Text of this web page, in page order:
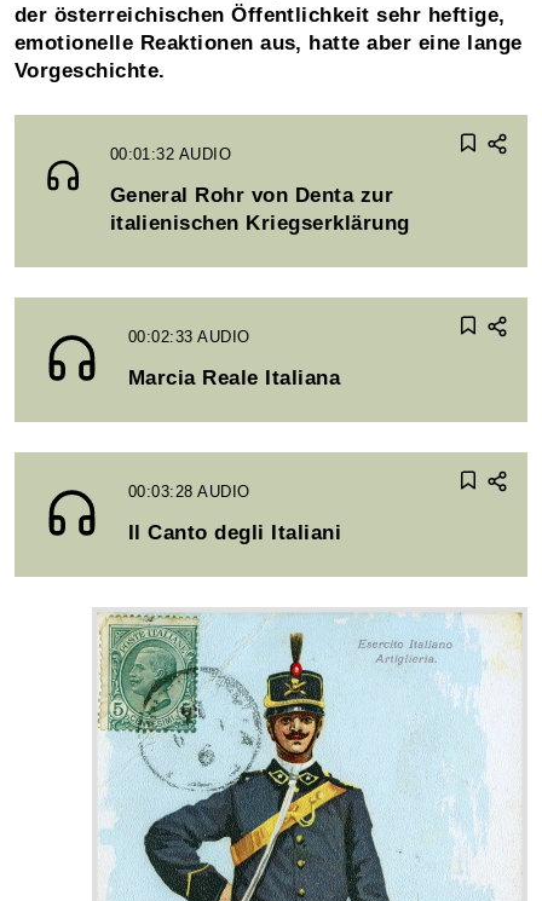
der österreichischen Öffentlichkeit sehr heftige,
emotionelle Reaktionen aus, hatte aber eine lange
Vorgeschichte.
00:01:32 AUDIO
General Rohr von Denta zur
italienischen Kriegserklärung
00:02:33AUDIO
Marcia Reale Italiana
00:03:28AUDIO
Il Canto degli Italiani